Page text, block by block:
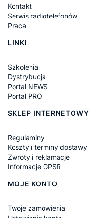
Kontakt
Serwis radiotelefonów
Praca
LINKI
Szkolenia
Dystrybucja
Portal NEWS
Portal PRO
SKLEP INTERNETOWY
Regulaminy
Koszty i terminy dostawy
Zwroty i reklamacje
Informacje GPSR
MOJE KONTO
Twoje zamówienia